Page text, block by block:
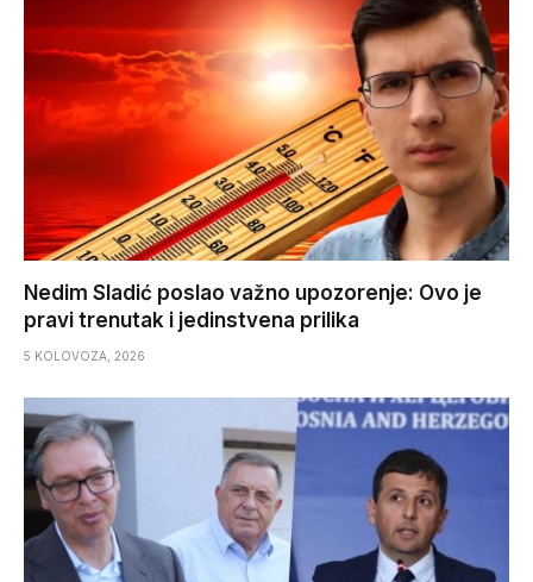
Nedim Sladić poslao važno upozorenje: Ovo je
pravi trenutak i jedinstvena prilika
5 KOLOVOZA, 2026